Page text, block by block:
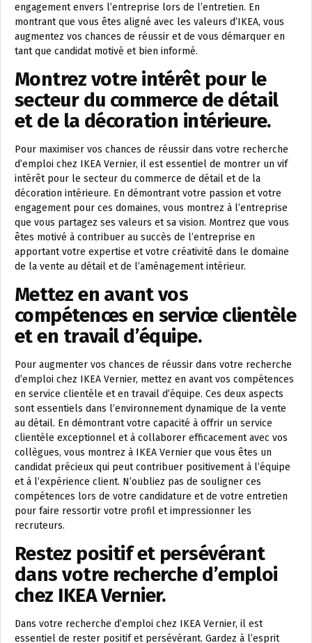
engagement envers l’entreprise lors de l’entretien. En
montrant que vous êtes aligné avec les valeurs d’IKEA, vous
augmentez vos chances de réussir et de vous démarquer en
tant que candidat motivé et bien informé.
Montrez votre intérêt pour le
secteur du commerce de détail
et de la décoration intérieure.
Pour maximiser vos chances de réussir dans votre recherche
d’emploi chez IKEA Vernier, il est essentiel de montrer un vif
intérêt pour le secteur du commerce de détail et de la
décoration intérieure. En démontrant votre passion et votre
engagement pour ces domaines, vous montrez à l’entreprise
que vous partagez ses valeurs et sa vision. Montrez que vous
êtes motivé à contribuer au succès de l’entreprise en
apportant votre expertise et votre créativité dans le domaine
de la vente au détail et de l’aménagement intérieur.
Mettez en avant vos
compétences en service clientèle
et en travail d’équipe.
Pour augmenter vos chances de réussir dans votre recherche
d’emploi chez IKEA Vernier, mettez en avant vos compétences
en service clientèle et en travail d’équipe. Ces deux aspects
sont essentiels dans l’environnement dynamique de la vente
au détail. En démontrant votre capacité à offrir un service
clientèle exceptionnel et à collaborer efficacement avec vos
collègues, vous montrez à IKEA Vernier que vous êtes un
candidat précieux qui peut contribuer positivement à l’équipe
et à l’expérience client. N’oubliez pas de souligner ces
compétences lors de votre candidature et de votre entretien
pour faire ressortir votre profil et impressionner les
recruteurs.
Restez positif et persévérant
dans votre recherche d’emploi
chez IKEA Vernier.
Dans votre recherche d’emploi chez IKEA Vernier, il est
essentiel de rester positif et persévérant. Gardez à l’esprit